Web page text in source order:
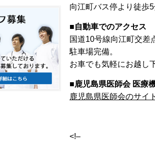
向江町バス停より徒歩5
■自動車でのアクセス
国道10号線向江町交差
駐車場完備。
お車でも気軽にお越し
■鹿児島県医師会 医療
鹿児島県医師会のサイ
<!–